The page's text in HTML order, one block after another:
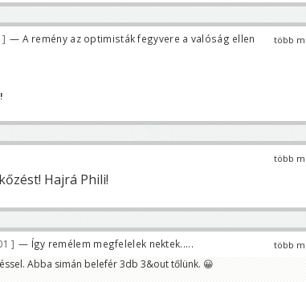
több
— A remény az optimisták fegyvere a valóság ellen
több
Hajrá Phili!
több
— Így remélem megfelelek nektek.....
Abba simán belefér 3db 3&out tőlünk. 😀